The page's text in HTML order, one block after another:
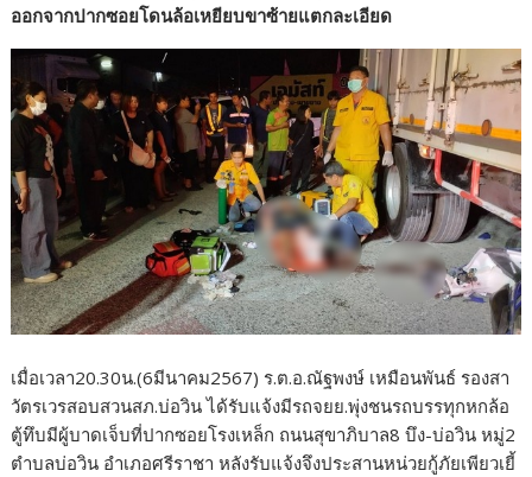
ออกจากปากซอยโดนล้อเหยียบขาซ้ายแตกละเอียด
เมื่อเวลา20.30น.(6มีนาคม2567) ร.ต.อ.ณัฐพงษ์ เหมือนพันธ์ รองสา
วัตรเวรสอบสวนสภ.บ่อวิน ได้รับแจ้งมีรถจยย.พุ่งชนรถบรรทุกหกล้อ
ตู้ทึบมีผู้บาดเจ็บที่ปากซอยโรงเหล็ก ถนนสุขาภิบาล8 บึง-บ่อวิน หมู่2
ตำบลบ่อวิน อำเภอศรีราชา หลังรับแจ้งจึงประสานหน่วยกู้ภัยเพียวเยี้